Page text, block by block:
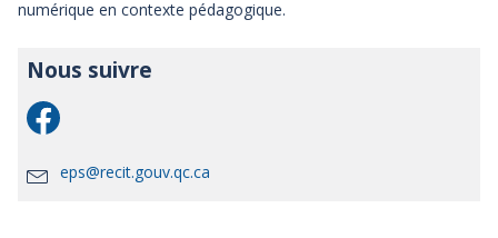
numérique en contexte pédagogique.
Nous suivre
eps@recit.gouv.qc.ca